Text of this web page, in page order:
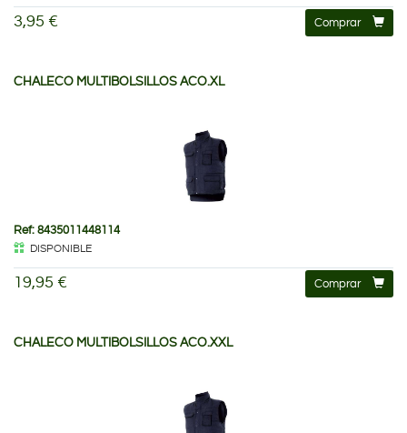
3,95 € Comprar
CHALECO MULTIBOLSILLOS ACO.XL
Ref: 8435011448114
DISPONIBLE
19,95 € Comprar
CHALECO MULTIBOLSILLOS ACO.XXL